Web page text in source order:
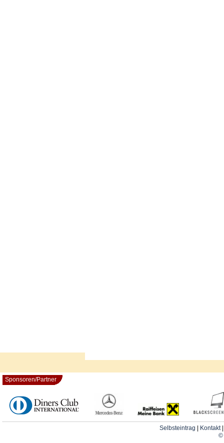
Sponsoren/Partner
Selbsteintrag Kontakt
©